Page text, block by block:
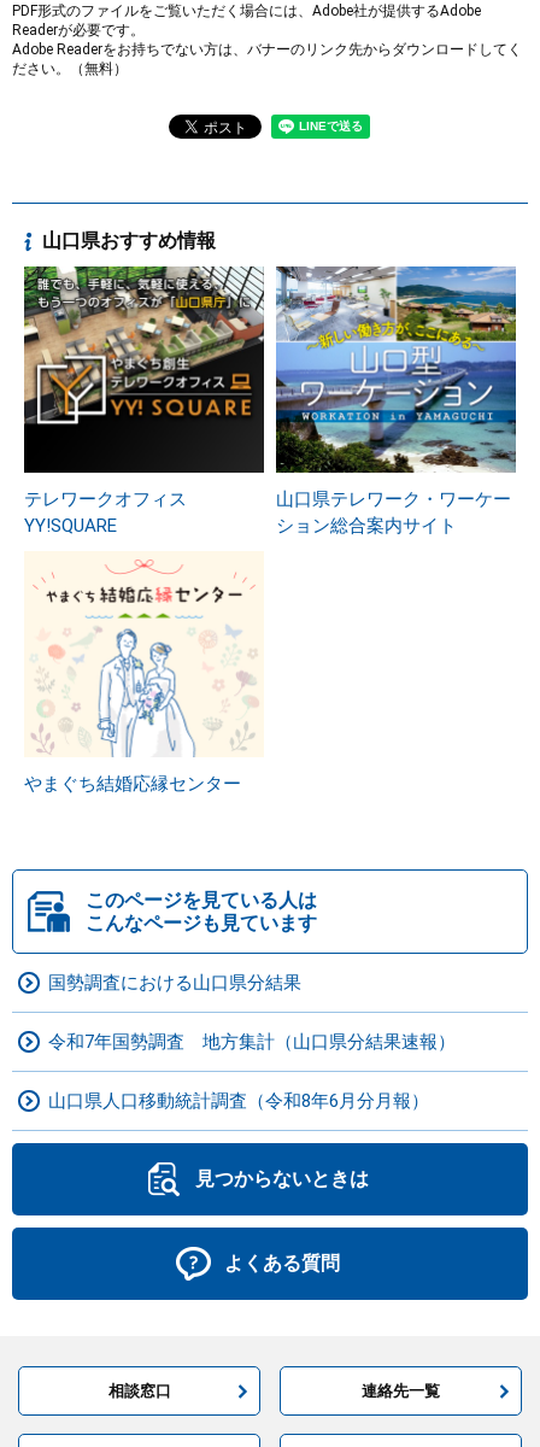
PDF形式のファイルをご覧いただく場合には、Adobe社が提供するAdobe
Readerが必要です。
Adobe Readerをお持ちでない方は、バナーのリンク先からダウンロードしてく
ださい。（無料）
山口県おすすめ情報
テレワークオフィス
YY!SQUARE
山口県テレワーク・ワーケー
ション総合案内サイト
やまぐち結婚応縁センター
このページを見ている人は
こんなページも見ています
国勢調査における山口県分結果
令和7年国勢調査 地方集計（山口県分結果速報）
山口県人口移動統計調査（令和8年6月分月報）
見つからないときは
よくある質問
相談窓口 連絡先一覧